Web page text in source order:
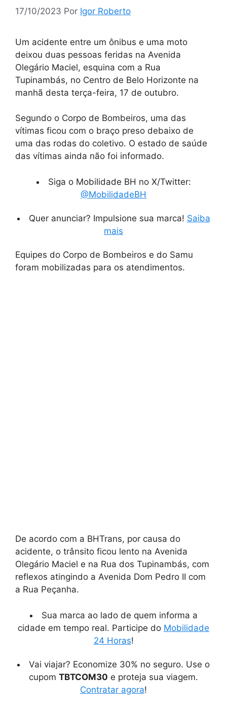
17/10/2023 Por Igor Roberto
Um acidente entre um ônibus e uma moto
deixou duas pessoas feridas na Avenida
Olegário Maciel, esquina com a Rua
Tupinambás, no Centro de Belo Horizonte na
manhã desta terça-feira, 17 de outubro.
Segundo o Corpo de Bombeiros, uma das
vítimas ficou com o braço preso debaixo de
uma das rodas do coletivo. O estado de saúde
das vítimas ainda não foi informado.
Siga o Mobilidade BH no X/Twitter:
@MobilidadeBH
Quer anunciar? Impulsione sua marca! Saiba
mais
Equipes do Corpo de Bombeiros e do Samu
foram mobilizadas para os atendimentos.
De acordo com a BHTrans, por causa do
acidente, o trânsito ficou lento na Avenida
Olegário Maciel e na Rua dos Tupinambás, com
reflexos atingindo a Avenida Dom Pedro II com
a Rua Peçanha.
Sua marca ao lado de quem informa a
cidade em tempo real. Participe do Mobilidade
24 Horas!
Vai viajar? Economize 30% no seguro. Use o
cupom TBTCOM30 e proteja sua viagem.
Contratar agora!